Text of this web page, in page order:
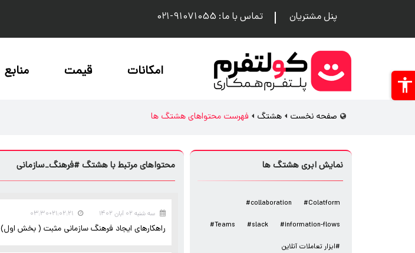
پنل مشتریان تماس با ما: 91071055-021
امکانات قیمت منابع
صفحه نخست هشتگ فهرست محتواهای هشتگ ها
محتواهای مرتبط با هشتگ #فرهنگ_سازمانی
سه شنبه ۰۲ آبان ۱۴۰۲ ۲۱:۰۲:۲۱+۰۳:۳۰
راهکارهای ایجاد فرهنگ سازمانی مثبت ( بخش اول)
نمایش ابری هشتگ ها
#Colatform
#collaboration
#information-flows
#slack
#Teams
#ابزار تعاملات آنلاین